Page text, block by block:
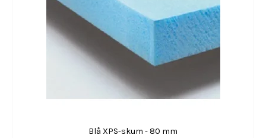
Blå XPS-skum - 80 mm